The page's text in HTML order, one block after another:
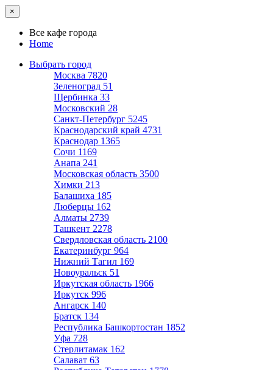
×
Все кафе города
Home
Выбрать город
Москва 7820
Зеленоград 51
Щербинка 33
Московский 28
Санкт-Петербург 5245
Краснодарский край 4731
Краснодар 1365
Сочи 1169
Анапа 241
Московская область 3500
Химки 213
Балашиха 185
Люберцы 162
Алматы 2739
Ташкент 2278
Свердловская область 2100
Екатеринбург 964
Нижний Тагил 169
Новоуральск 51
Иркутская область 1966
Иркутск 996
Ангарск 140
Братск 134
Республика Башкортостан 1852
Уфа 728
Стерлитамак 162
Салават 63